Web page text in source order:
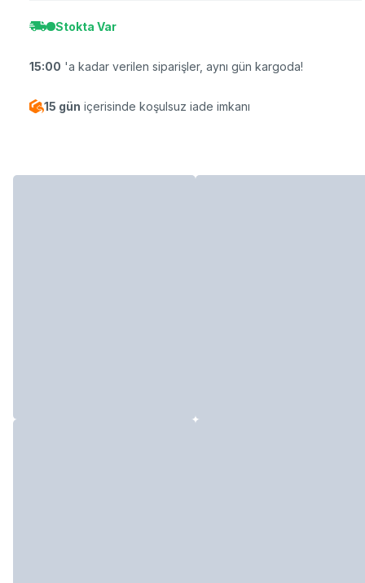
Stokta Var
15:00 'a kadar verilen siparişler, aynı gün kargoda!
15 gün içerisinde koşulsuz iade imkanı